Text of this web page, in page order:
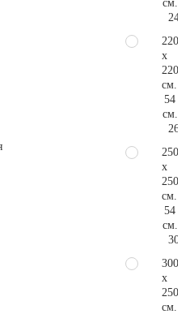
см.
220
x
220
см.
54
см.
250
x
250
см.
54
см.
300
x
250
см.